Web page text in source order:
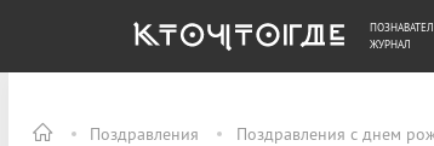
Поздравления Поздравления с днем
ОБЩЕСТВО
ЖУРНАЛ